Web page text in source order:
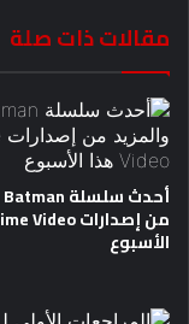
مقالات ذات صلة
الأسبوع